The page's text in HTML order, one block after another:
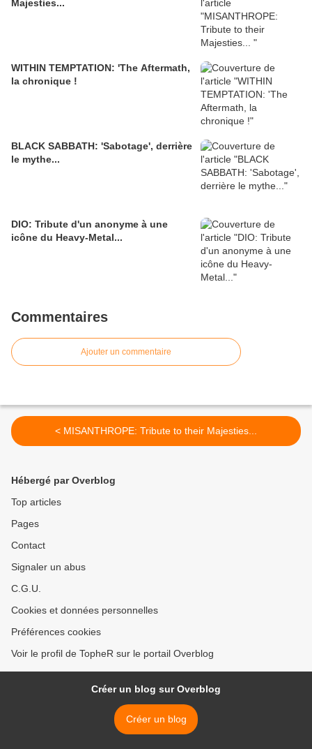
Majesties...
WITHIN TEMPTATION: 'The Aftermath,
la chronique !
BLACK SABBATH: 'Sabotage', derrière
le mythe...
DIO: Tribute d'un anonyme à une
icône du Heavy-Metal...
Commentaires
Ajouter un commentaire
< MISANTHROPE: Tribute to their Majesties...
Hébergé par Overblog
Top articles
Pages
Contact
Signaler un abus
C.G.U.
Cookies et données personnelles
Préférences cookies
Voir le profil de TopheR sur le portail Overblog
Créer un blog sur Overblog
Créer un blog